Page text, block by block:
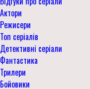
Актори
Режисери
Топ серіалів
Детективні серіали
Фантастика
Трилери
Бойовики